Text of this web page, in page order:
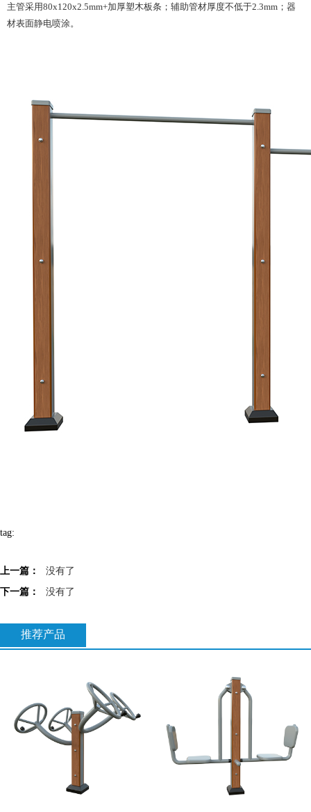
主管采用80x120x2.5mm+加厚塑木板条；辅助管材厚度不低于2.3mm；器
材表面静电喷涂。
tag:
上一篇：
没有了
下一篇：
没有了
推荐产品